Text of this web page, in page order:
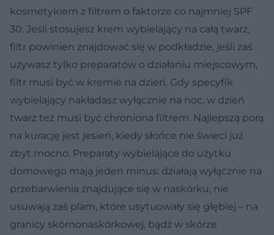
kosmetykiem z filtrem o faktorze co najmniej SPF
30. Jeśli stosujesz krem wybielający na całą twarz,
filtr powinien znajdować się w podkładzie, jeśli zaś
używasz tylko preparatów o działaniu miejscowym,
filtr musi być w kremie na dzień. Gdy specyfik
wybielający nakładasz wyłącznie na noc, w dzień
twarz też musi być chroniona filtrem. Najlepszą porą
na kurację jest jesień, kiedy słońce nie świeci już
zbyt mocno. Preparaty wybielające do użytku
domowego mają jeden minus: działają wyłącznie na
przebarwienia znajdujące się w naskórku, nie
usuwają zaś plam, które usytuowały się głębiej – na
granicy skórnonaskórkowej, bądź w skórze